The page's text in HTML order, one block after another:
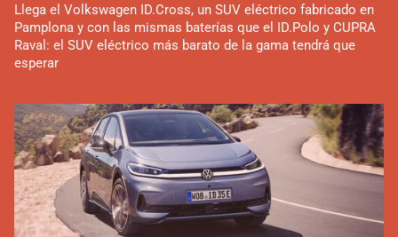
Llega el Volkswagen ID.Cross, un SUV eléctrico fabricado en
Pamplona y con las mismas baterías que el ID.Polo y CUPRA
Raval: el SUV eléctrico más barato de la gama tendrá que
esperar